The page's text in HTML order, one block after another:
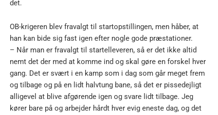
det.
OB-krigeren blev fravalgt til startopstillingen, men håber, at
han kan bide sig fast igen efter nogle gode præstationer.
– Når man er fravalgt til startelleveren, så er det ikke altid
nemt det der med at komme ind og skal gøre en forskel hver
gang. Det er svært i en kamp som i dag som går meget frem
og tilbage og på en lidt halvtung bane, så det er pissedejligt
alligevel at blive afgørende igen og svare lidt tilbage. Jeg
kører bare på og arbejder hårdt hver evig eneste dag, og det